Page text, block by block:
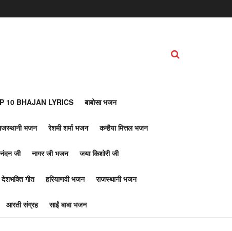
10 BHAJAN LYRICS बाबोसा भजन
भजन रेशमी शर्मा भजन कन्हैया मित्तल भजन
जी नागर जी भजन जया किशोरी जी
देशभक्ति गीत हरियाणवी भजन राजस्थानी भजन
आरती संग्रह साईं बाबा भजन